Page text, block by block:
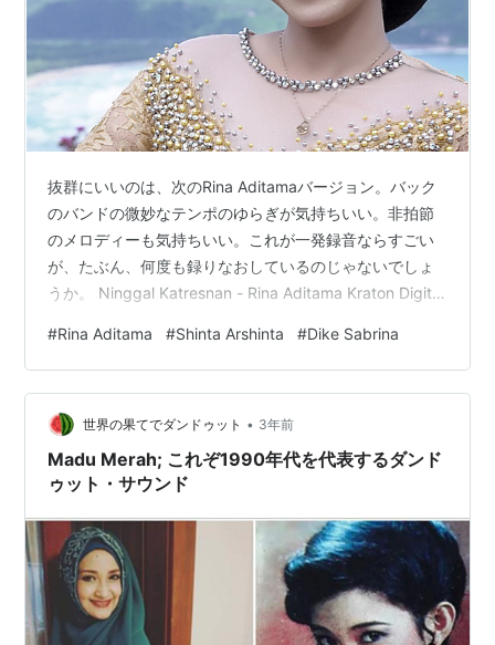
抜群にいいのは、次のRina Aditamaバージョン。バック
のバンドの微妙なテンポのゆらぎが気持ちいい。非拍節
のメロディーも気持ちいい。これが一発録音ならすごい
が、たぶん、何度も録りなおしているのじゃないでしょ
うか。 Ninggal Katresnan - Rina Aditama Kraton Digital
www.youtube.com サブスク、ストリーミングでも聴け
ます、Apple Musicよりキャプチャ 次はライブの現場の
一例。微妙なニュアンスなんてどこの世界ってな感じの
ラフなライブ。調子っパズレ…
#Rina Aditama #Shinta Arshinta #Dike Sabrina
世界の果てでダンドゥット • 3年前
Madu Merah; これぞ1990年代を代表するダンド
ゥット・サウンド